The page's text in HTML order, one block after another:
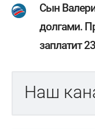
Сын
долгами.
заплатит
Наш